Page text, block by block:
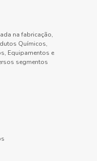
na fabricação,
Químicos,
Equipamentos e
segmentos